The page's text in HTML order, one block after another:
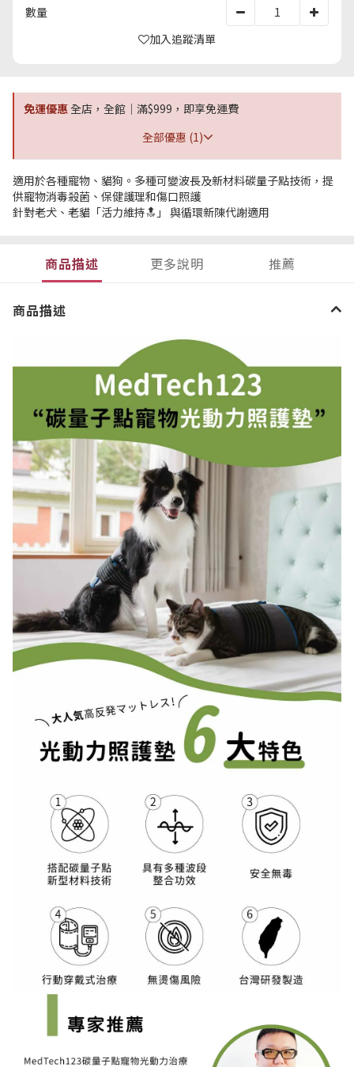
數量
加入追蹤清單
免運優惠全店，全館｜滿$999，即享免運費
全部優惠 (1)
適用於各種寵物、貓狗。多種可變波長及新材料碳量子點技術，提
供寵物消毒殺菌、保健護理和傷口照護
針對老犬、老貓「活力維持🔝」 與循環新陳代謝適用
商品描述 更多說明 推薦
商品描述